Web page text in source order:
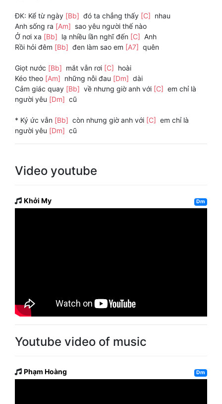
ĐK: Kể từ ngày [Bb] đó ta chẳng thấy [C] nhau
Anh sống ra [Am] sao yêu người thế nào
Ở nơi xa [Bb] lạ nhiều lần nghĩ đến [C] Anh
Rồi hỏi đêm [Bb] đen làm sao em [A7] quên
Giọt nước [Bb] mắt vẫn rơi [C] hoài
Kéo theo [Am] những nỗi đau [Dm] dài
Cảm giác quay [Bb] về nhưng giờ anh với [C] em chỉ là
người yêu [Dm] cũ
* Ký ức vẫn [Bb] còn nhưng giờ anh với [C] em chỉ là
người yêu [Dm] cũ
Video youtube
Khởi My Dm
Youtube video of music
Phạm Hoàng Dm